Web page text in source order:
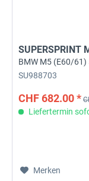
BMW M5 (E60/
SU988703
CHF 682.00 *
Liefertermin
Merken